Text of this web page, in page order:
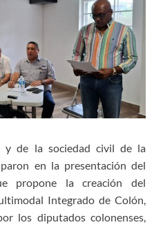
y de la sociedad civil de la
en la presentación del
propone la creación del
Integrado de Colón,
los diputados colonenses,